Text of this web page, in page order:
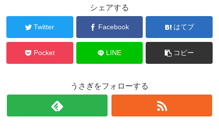
シェアする
Twitter Facebook はてブ
Pocket LINE コピー
うさぎをフォローする